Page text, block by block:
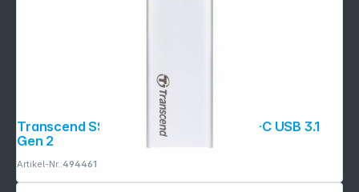
Transcend SSD ESD240C 240GB USB-C USB 3.1
Gen 2
Artikel-Nr.:494461